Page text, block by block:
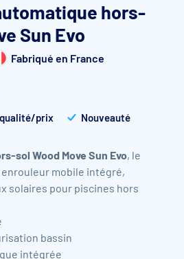
hors-
Sun Evo
Fabriqué en France
prix
Nouveauté
sol Wood Move Sun Evo, le
mobile intégré,
solaires pour piscines hors
bassin
intégrée